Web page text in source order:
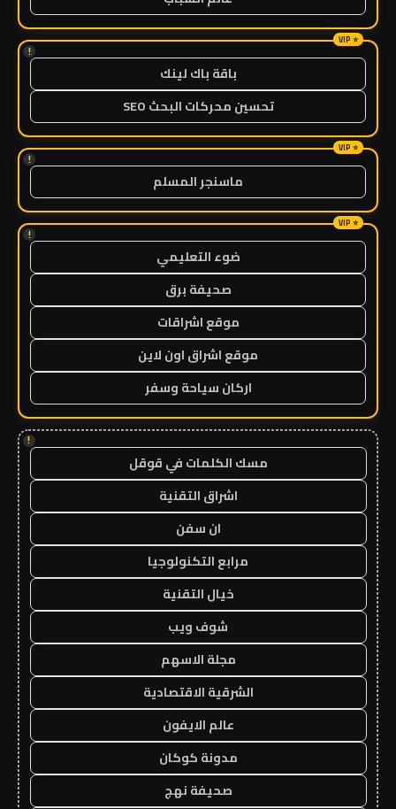
!
باقة باك لينك
تحسين محركات البحث SEO
!
ماسنجر المسلم
!
ضوء التعليمي
صحيفة برق
موقع اشراقات
موقع اشراق اون لاين
اركان سياحة وسفر
!
مسك الكلمات في قوقل
اشراق التقنية
ان سفن
مرابع التكنولوجيا
خيال التقنية
شوف ويب
مجلة الاسهم
الشرقية الاقتصادية
عالم الايفون
مدونة كوكان
صحيفة نهج